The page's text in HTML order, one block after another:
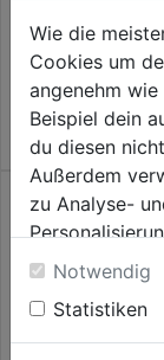
0.0 (0)
0.0
von
Sternen.
5,29€
Wie die
Cookies um
angenehm
Beispiel dein
du diesen
Außerdem
zu Analyse-
Einwilligung
unter
Durch Klick
der
Notwendig
Statistiken